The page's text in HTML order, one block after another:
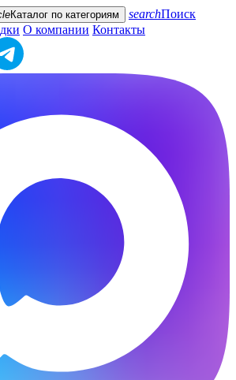
Каталог по категориям searchПоиск
О компании Контакты